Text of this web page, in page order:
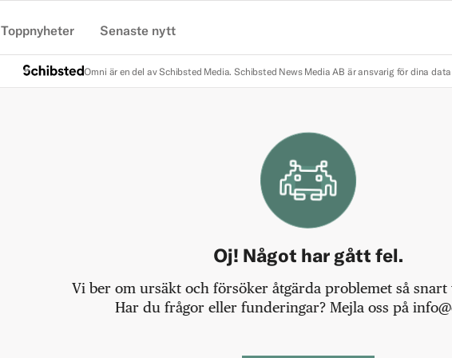
Toppnyheter Senaste nytt
Omni är en del av Schibsted Media. Schibsted News Media AB är ansvarig för dina
Oj! Något har gått fel.
Vi ber om ursäkt och försöker åtgärda problemet så
Har du frågor eller funderingar? Mejla oss på